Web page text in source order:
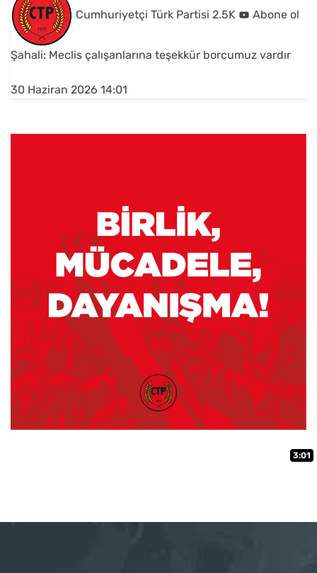
3:01
Cumhuriyetçi Türk Partisi 2.5K Abone ol
Şahali: Meclis çalışanlarına teşekkür borcumuz vardır
30 Haziran 2026 14:01